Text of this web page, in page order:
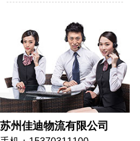
苏州佳迪物流有限公司